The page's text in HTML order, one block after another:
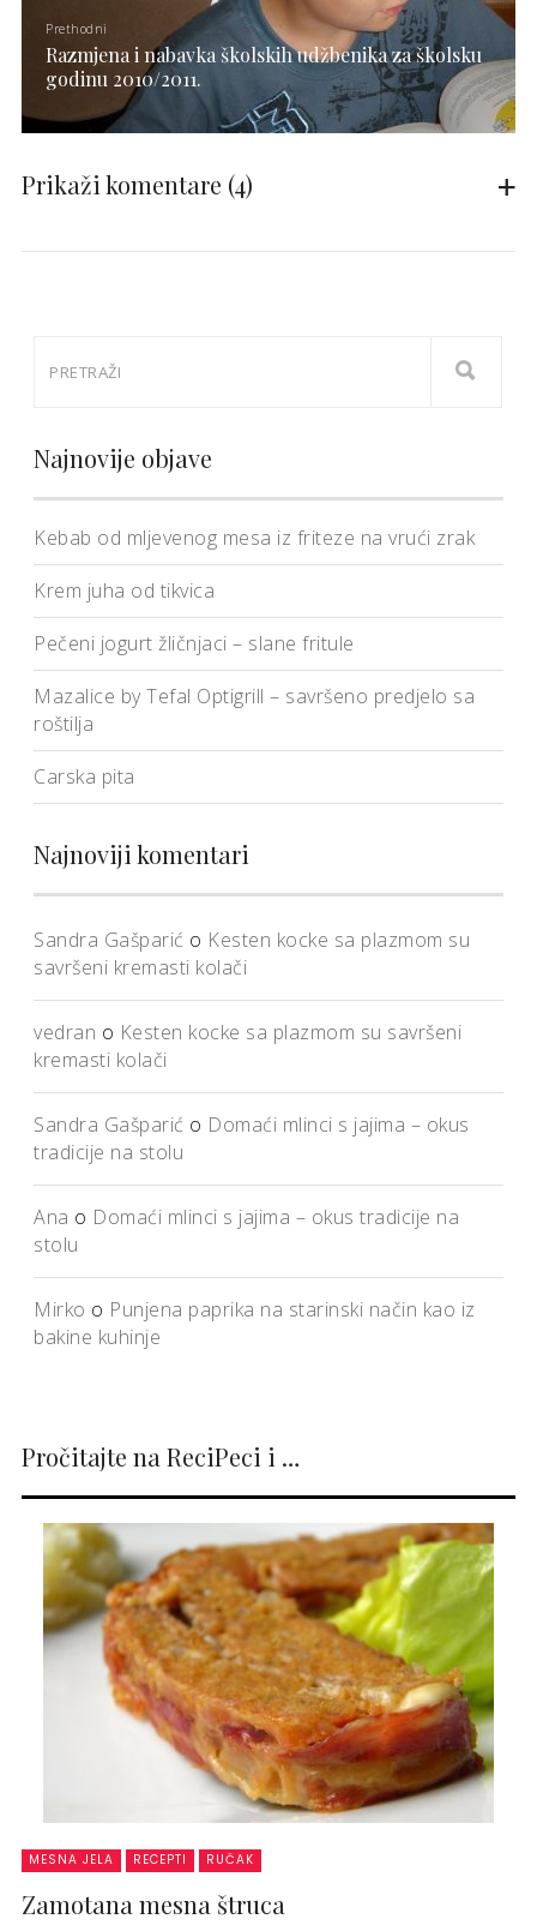
Prethodni
Razmjena i nabavka školskih udžbenika za školsku
godinu 2010/2011.
Prikaži komentare (4)
Najnovije objave
Kebab od mljevenog mesa iz friteze na vrući zrak
Krem juha od tikvica
Pečeni jogurt žličnjaci – slane fritule
Mazalice by Tefal Optigrill – savršeno predjelo sa
roštilja
Carska pita
Najnoviji komentari
Sandra Gašparić o Kesten kocke sa plazmom su
savršeni kremasti kolači
vedran o Kesten kocke sa plazmom su savršeni
kremasti kolači
Sandra Gašparić o Domaći mlinci s jajima – okus
tradicije na stolu
Ana o Domaći mlinci s jajima – okus tradicije na
stolu
Mirko o Punjena paprika na starinski način kao iz
bakine kuhinje
Pročitajte na ReciPeci i …
MESNA JELA RECEPTI RUČAK
Zamotana mesna štruca